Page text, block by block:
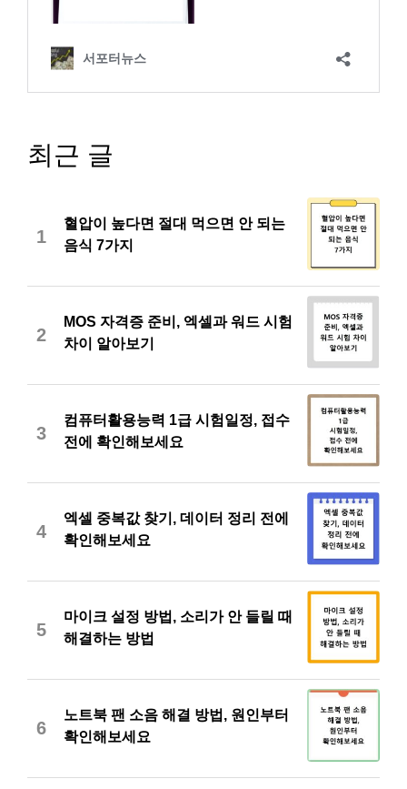
최근 글
1
혈압이 높다면 절대 먹으면 안 되는
음식 7가지
2
MOS 자격증 준비, 엑셀과 워드 시험
차이 알아보기
3
컴퓨터활용능력 1급 시험일정, 접수
전에 확인해보세요
4
엑셀 중복값 찾기, 데이터 정리 전에
확인해보세요
5
마이크 설정 방법, 소리가 안 들릴 때
해결하는 방법
6
노트북 팬 소음 해결 방법, 원인부터
확인해보세요